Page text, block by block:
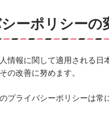
ーポリシーの
情報に関して適用される
の改善に努めます。
プライバシーポリシーは常